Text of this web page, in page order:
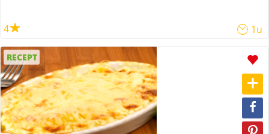
4 1u
RECEPT